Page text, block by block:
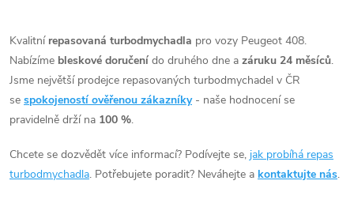
ů
ů
v
l
á
a
Kvalitní repasovaná turbodmychadla pro vozy Peugeot 408.
Nabízíme bleskové doručení do druhého dne a záruku 24 měsíců.
Jsme největší prodejce repasovaných turbodmychadel v ČR
se spokojeností ověřenou zákazníky - naše hodnocení se
pravidelně drží na 100 %.
Chcete se dozvědět více informací? Podívejte se, jak probíhá repas
turbodmychadla. Potřebujete poradit? Neváhejte a kontaktujte nás.